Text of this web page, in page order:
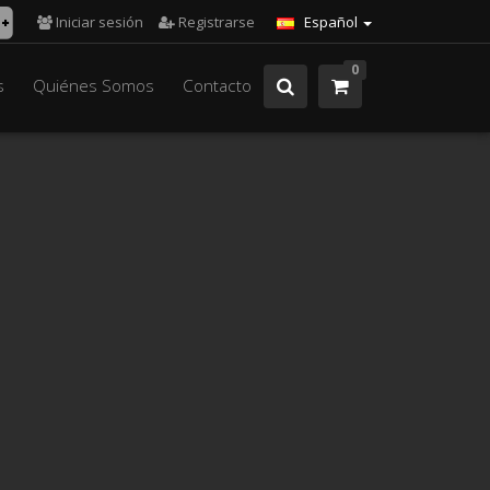
Español
Iniciar sesión Registrarse
Quiénes Somos Contacto
0